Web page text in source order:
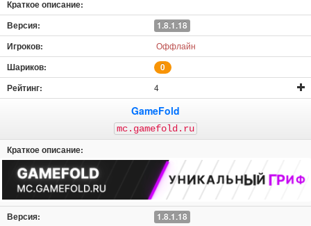
ПЕ 1.12
ПЕ 1.11 ПЕ 1.10
ПЕ 1.9
ПЕ 1.8
ПЕ 1.7 ПЕ 1.6
ПЕ 1.2
ПЕ 1.1
ПЕ 1.0 ПЕ 0.16 ПЕ 0.15
1.8.1.18
Оффлайн
0
4
GameFold
mc.gamefold.ru
1.8.1.18